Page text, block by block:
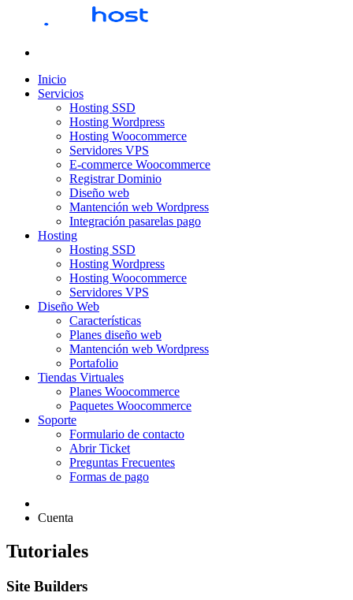
Inicio
Servicios
Hosting SSD
Hosting Wordpress
Hosting Woocommerce
Servidores VPS
E-commerce Woocommerce
Registrar Dominio
Diseño web
Mantención web Wordpress
Integración pasarelas pago
Hosting
Hosting SSD
Hosting Wordpress
Hosting Woocommerce
Servidores VPS
Diseño Web
Características
Planes diseño web
Mantención web Wordpress
Portafolio
Tiendas Virtuales
Planes Woocommerce
Paquetes Woocommerce
Soporte
Formulario de contacto
Abrir Ticket
Preguntas Frecuentes
Formas de pago
Cuenta
Tutoriales
Site Builders